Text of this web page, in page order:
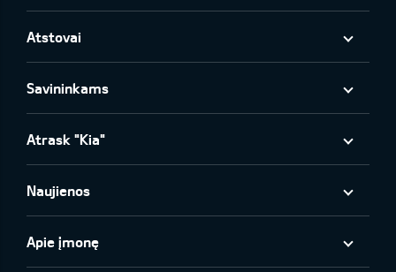
Atstovai
Savininkams
Atrask "Kia"
Naujienos
Apie įmonę